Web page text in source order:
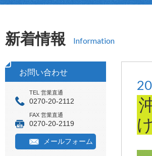
新着情報 Information
お問い合わせ
TEL 営業直通
0270-20-2112
FAX 営業直通
0270-20-2119
メールフォーム